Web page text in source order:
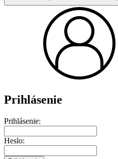
Prihlásenie
Prihlásenie:
Heslo: